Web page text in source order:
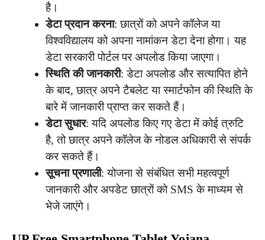
है।
डेटा प्रदान करना: छात्रों को अपने कॉलेज या
विश्वविद्यालय को अपना नामांकन डेटा देना होगा। यह
डेटा सरकारी पोर्टल पर अपलोड किया जाएगा।
स्थिति की जानकारी: डेटा अपलोड और सत्यापित होने
के बाद, छात्र अपने टैबलेट या स्मार्टफोन की स्थिति के
बारे में जानकारी प्राप्त कर सकते हैं।
डेटा सुधार: यदि अपलोड किए गए डेटा में कोई त्रुटि
है, तो छात्र अपने कॉलेज के नोडल अधिकारी से संपर्क
कर सकते हैं।
सूचना प्रणाली: योजना से संबंधित सभी महत्वपूर्ण
जानकारी और अपडेट छात्रों को SMS के माध्यम से
भेजे जाएंगे।